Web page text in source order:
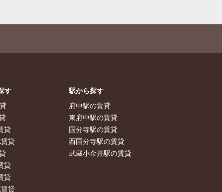
す
貸
貸
貸
貸
貸
駅から探す
府中駅の賃貸
東府中駅の賃貸
国分寺駅の賃貸
西国分寺駅の賃貸
武蔵小金井駅の賃貸